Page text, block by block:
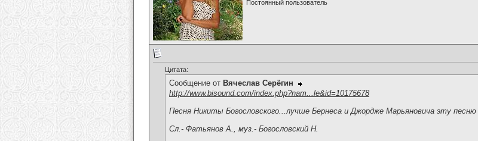
Постоянный пользователь
Цитата:
Сообщение от Вячеслав Серёгин
http://www.bisound.com/index.php?nam...le&id=10175678
Песня Никиты Богословского...лучше Бернеса и Джордже Марьяновича эту песню
Сл.- Фатьянов А., муз.- Богословский Н.